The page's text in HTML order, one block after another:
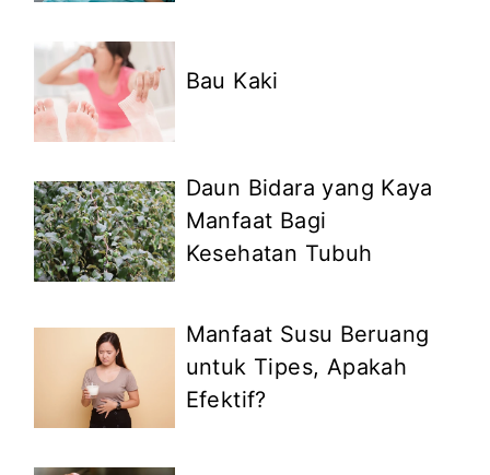
Bau Kaki
Daun Bidara yang Kaya
Manfaat Bagi
Kesehatan Tubuh
Manfaat Susu Beruang
untuk Tipes, Apakah
Efektif?